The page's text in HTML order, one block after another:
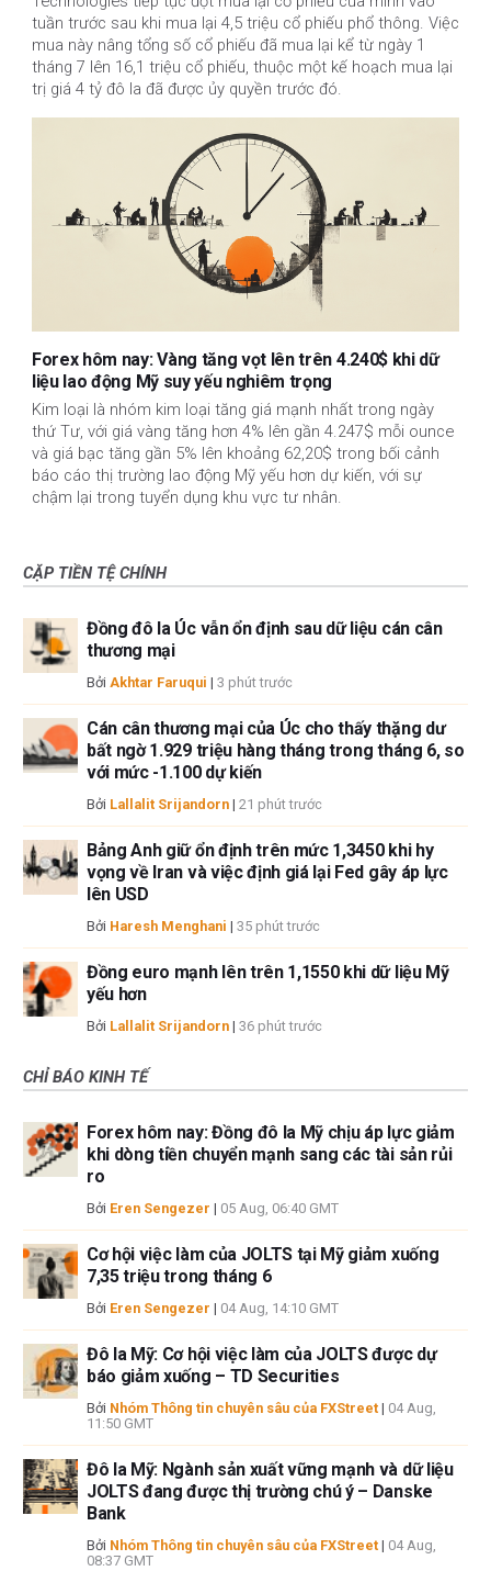
tuần trước sau khi mua lại 4,5 triệu cổ phiếu phổ thông. Việc
mua này nâng tổng số cổ phiếu đã mua lại kể từ ngày 1
tháng 7 lên 16,1 triệu cổ phiếu, thuộc một kế hoạch mua lại
trị giá 4 tỷ đô la đã được ủy quyền trước đó.
Forex hôm nay: Vàng tăng vọt lên trên 4.240$ khi dữ
liệu lao động Mỹ suy yếu nghiêm trọng
Kim loại là nhóm kim loại tăng giá mạnh nhất trong ngày
thứ Tư, với giá vàng tăng hơn 4% lên gần 4.247$ mỗi ounce
và giá bạc tăng gần 5% lên khoảng 62,20$ trong bối cảnh
báo cáo thị trường lao động Mỹ yếu hơn dự kiến, với sự
chậm lại trong tuyển dụng khu vực tư nhân.
CẶP TIỀN TỆ CHÍNH
Đồng đô la Úc vẫn ổn định sau dữ liệu cán cân
thương mại
Bởi Akhtar Faruqui | 3 phút trước
Cán cân thương mại của Úc cho thấy thặng dư
bất ngờ 1.929 triệu hàng tháng trong tháng 6, so
với mức -1.100 dự kiến
Bởi Lallalit Srijandorn | 21 phút trước
Bảng Anh giữ ổn định trên mức 1,3450 khi hy
vọng về Iran và việc định giá lại Fed gây áp lực
lên USD
Bởi Haresh Menghani | 35 phút trước
Đồng euro mạnh lên trên 1,1550 khi dữ liệu Mỹ
yếu hơn
Bởi Lallalit Srijandorn | 36 phút trước
CHỈ BÁO KINH TẾ
Forex hôm nay: Đồng đô la Mỹ chịu áp lực giảm
khi dòng tiền chuyển mạnh sang các tài sản rủi
ro
Bởi Eren Sengezer | 05 Aug, 06:40 GMT
Cơ hội việc làm của JOLTS tại Mỹ giảm xuống
7,35 triệu trong tháng 6
Bởi Eren Sengezer | 04 Aug, 14:10 GMT
Đô la Mỹ: Cơ hội việc làm của JOLTS được dự
báo giảm xuống – TD Securities
Bởi Nhóm Thông tin chuyên sâu của FXStreet | 04 Aug,
11:50 GMT
Đô la Mỹ: Ngành sản xuất vững mạnh và dữ liệu
JOLTS đang được thị trường chú ý – Danske
Bank
Bởi Nhóm Thông tin chuyên sâu của FXStreet | 04 Aug,
08:37 GMT